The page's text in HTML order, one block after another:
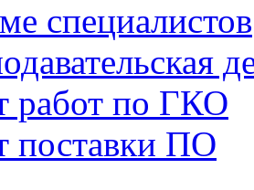
специалистов
работ по ГКО
поставки ПО